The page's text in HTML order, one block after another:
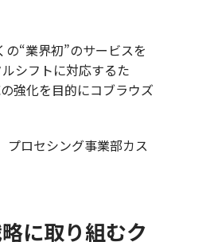
“業界初”のサービスを
シフトに対応するた
強化を目的にコブラウズ
ロセシング事業部カス
に取り組むク